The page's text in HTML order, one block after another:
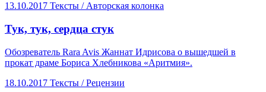
13.10.2017 Тексты /Авторская колонка
​Тук, тук, сердца стук
Обозреватель Rara Avis Жаннат Идрисова о вышедшей в
прокат драме Бориса Хлебникова «Аритмия».
18.10.2017 Тексты /Рецензии